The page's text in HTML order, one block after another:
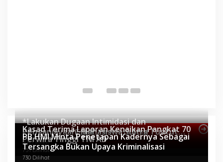
Topik Internasional
*Lakukan Dugaan Intimidasi dan
Penganiayaan, Mahasiswa Sultra Tuntut
Pemecatan Pj Bupati Buton Selatan*
808 Dilihat
Kasad Terima Laporan Kenaikan Pangkat 70
Perwira Tinggi TNI AD
751 Dilihat
PB HMI Minta Penetapan Kadernya Sebagai
Tersangka Bukan Upaya Kriminalisasi
730 Dilihat